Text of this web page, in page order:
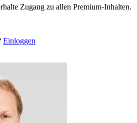
Zugang zu allen Premium-Inhalten.
Einloggen